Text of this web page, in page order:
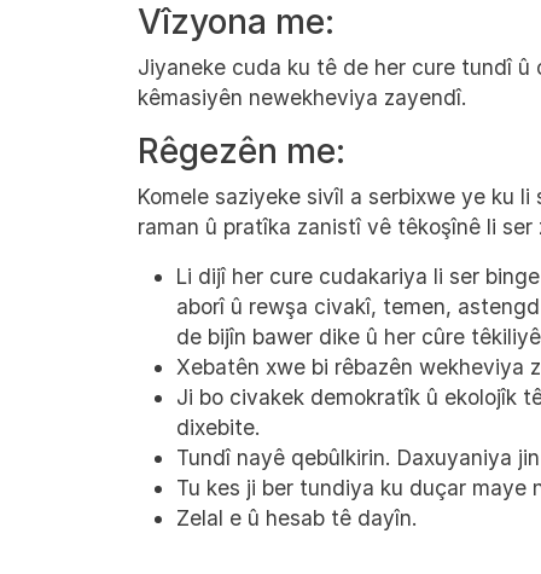
Vîzyona me:
Jiyaneke cuda ku tê de her cure tundî
kêmasiyên newekheviya zayendî.
Rêgezên me:
Komele saziyeke sivîl a serbixwe ye ku
raman û pratîka zanistî vê têkoşînê li
Li dijî her cure cudakariya li ser
aborî û rewşa civakî, temen,
de bijîn bawer dike û her cûre
Xebatên xwe bi rêbazên wekheviya
Ji bo civakek demokratîk û ekolojîk
dixebite.
Tundî nayê qebûlkirin. Daxuyaniya
Tu kes ji ber tundiya ku duçar maye
Zelal e û hesab tê dayîn.